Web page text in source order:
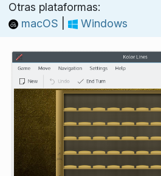
Otras plataformas:
macOS
Windows